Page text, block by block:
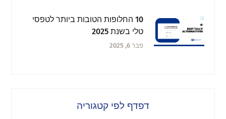
10 החלופות הטובות ביותר לטפסי
טלי בשנת 2025
פבר 6, 2025
דפדף לפי קטגוריה